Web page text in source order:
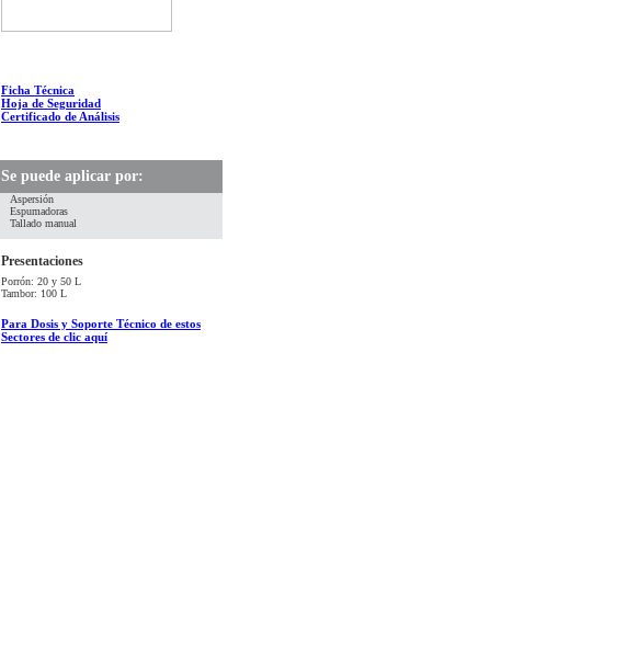
Ficha Técnica
Hoja de Seguridad
Certificado de Análisis
Se puede aplicar por:
Aspersión
Espumadoras
Tallado manual
Presentaciones
Porrón: 20 y 50 L
Tambor: 100 L
Para Dosis y Soporte Técnico de estos
Sectores de clic aquí